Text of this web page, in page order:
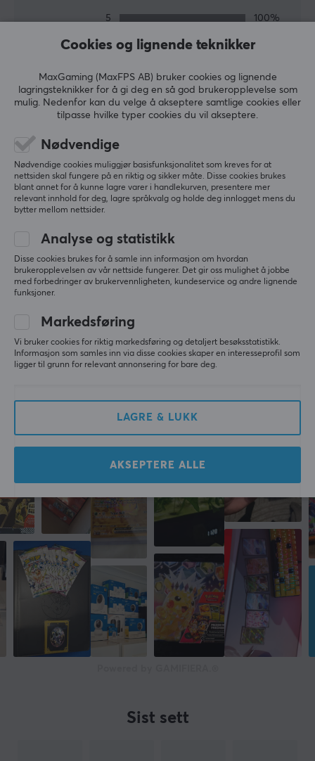
5
100%
3
SKRIV ANMELDELSE
Alle anmeldelser
Alexander C
PC
Rask levering og god pris!
Vis originalen
1 like
Mer fra vårt fellesskap
Sist sett
Cookies og lignende teknikker
MaxGaming (MaxFPS AB) bruker cookies og lignende
lagringsteknikker for å gi deg en så god brukeropplevelse som
mulig. Nedenfor kan du velge å akseptere samtlige cookies eller
tilpasse hvilke typer cookies du vil akseptere.
Nødvendige
Nødvendige cookies muliggjør basisfunksjonalitet som kreves for at
nettsiden skal fungere på en riktig og sikker måte. Disse cookies brukes
blant annet for å kunne lagre varer i handlekurven, presentere mer
relevant innhold for deg, lagre språkvalg og holde deg innlogget mens du
bytter mellom nettsider.
Analyse og statistikk
Disse cookies brukes for å samle inn informasjon om hvordan
brukeropplevelsen av vår nettside fungerer. Det gir oss mulighet å jobbe
med forbedringer av brukervennligheten, kundeservice og andre lignende
funksjoner.
Markedsføring
Vi bruker cookies for riktig markedsføring og detaljert besøksstatistikk.
Informasjon som samles inn via disse cookies skaper en interesseprofil som
ligger til grunn for relevant annonsering for bare deg.
LAGRE & LUKK
AKSEPTERE ALLE